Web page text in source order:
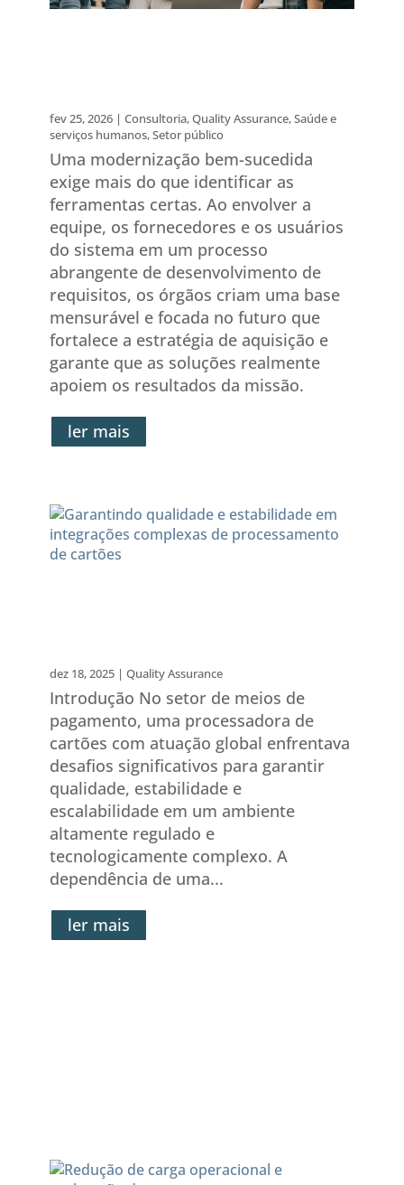
fev 25, 2026| Consultoria,Quality Assurance,Saúde e
serviços humanos,Setor público
Uma modernização bem-sucedida
exige mais do que identificar as
ferramentas certas. Ao envolver a
equipe, os fornecedores e os usuários
do sistema em um processo
abrangente de desenvolvimento de
requisitos, os órgãos criam uma base
mensurável e focada no futuro que
fortalece a estratégia de aquisição e
garante que as soluções realmente
apoiem os resultados da missão.
ler mais
dez 18, 2025| Quality Assurance
Introdução No setor de meios de
pagamento, uma processadora de
cartões com atuação global enfrentava
desafios significativos para garantir
qualidade, estabilidade e
escalabilidade em um ambiente
altamente regulado e
tecnologicamente complexo. A
dependência de uma...
ler mais